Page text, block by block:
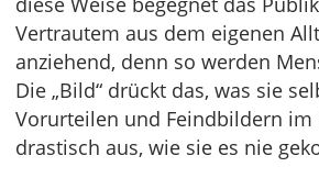
Vertrautem aus dem eigenen
anziehend, denn so werden
Die „Bild“ drückt das, was sie
Vorurteilen und Feindbildern im
drastisch aus, wie sie es nie